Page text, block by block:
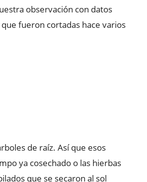
observación con datos
que fueron cortadas hace varios
de raíz. Así que esos
ya cosechado o las hierbas
que se secaron al sol